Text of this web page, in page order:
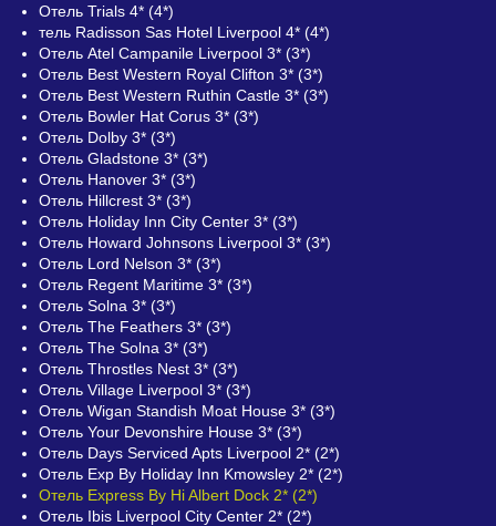
Отель Trials 4* (4*)
тель Radisson Sas Hotel Liverpool 4* (4*)
Отель Atel Campanile Liverpool 3* (3*)
Отель Best Western Royal Clifton 3* (3*)
Отель Best Western Ruthin Castle 3* (3*)
Отель Bowler Hat Corus 3* (3*)
Отель Dolby 3* (3*)
Отель Gladstone 3* (3*)
Отель Hanover 3* (3*)
Отель Hillcrest 3* (3*)
Отель Holiday Inn City Center 3* (3*)
Отель Howard Johnsons Liverpool 3* (3*)
Отель Lord Nelson 3* (3*)
Отель Regent Maritime 3* (3*)
Отель Solna 3* (3*)
Отель The Feathers 3* (3*)
Отель The Solna 3* (3*)
Отель Throstles Nest 3* (3*)
Отель Village Liverpool 3* (3*)
Отель Wigan Standish Moat House 3* (3*)
Отель Your Devonshire House 3* (3*)
Отель Days Serviced Apts Liverpool 2* (2*)
Отель Exp By Holiday Inn Kmowsley 2* (2*)
Отель Express By Hi Albert Dock 2* (2*)
Отель Ibis Liverpool City Center 2* (2*)